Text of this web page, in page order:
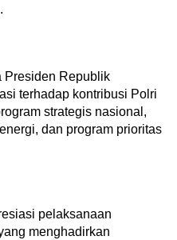
Presiden Republik
terhadap kontribusi Polri
strategis nasional,
dan program prioritas
pelaksanaan
menghadirkan